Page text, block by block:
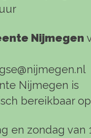
Nijmegen
Nijmegen is
bereikbaar
en zondag van